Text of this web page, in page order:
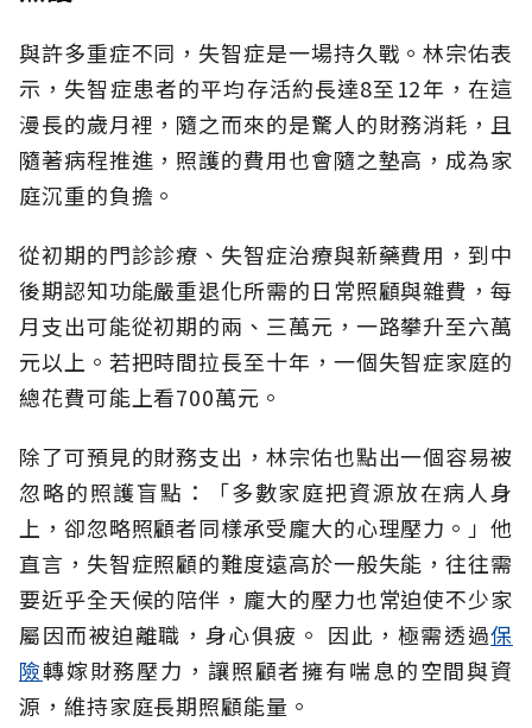
與許多重症不同，失智症是一場持久戰。林宗佑表
示，失智症患者的平均存活約長達8至12年，在這
漫長的歲月裡，隨之而來的是驚人的財務消耗，且
隨著病程推進，照護的費用也會隨之墊高，成為家
庭沉重的負擔。
從初期的門診診療、失智症治療與新藥費用，到中
後期認知功能嚴重退化所需的日常照顧與雜費，每
月支出可能從初期的兩、三萬元，一路攀升至六萬
元以上。若把時間拉長至十年，一個失智症家庭的
總花費可能上看700萬元。
除了可預見的財務支出，林宗佑也點出一個容易被
忽略的照護盲點：「多數家庭把資源放在病人身
上，卻忽略照顧者同樣承受龐大的心理壓力。」他
直言，失智症照顧的難度遠高於一般失能，往往需
要近乎全天候的陪伴，龐大的壓力也常迫使不少家
屬因而被迫離職，身心俱疲。 因此，極需透過保
險轉嫁財務壓力，讓照顧者擁有喘息的空間與資
源，維持家庭長期照顧能量。